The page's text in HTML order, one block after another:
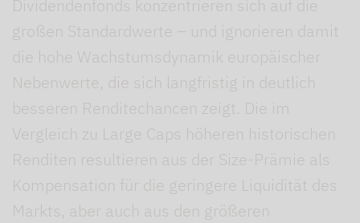
Dividendenfonds konzentrieren sich auf die
großen Standardwerte – und ignorieren damit
die hohe Wachstumsdynamik europäischer
Nebenwerte, die sich langfristig in deutlich
besseren Renditechancen zeigt. Die im
Vergleich zu Large Caps höheren historischen
Renditen resultieren aus der Size-Prämie als
Kompensation für die geringere Liquidität des
Markts, aber auch aus den größeren